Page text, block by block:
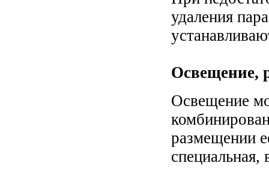
удаления
Освещение,
Освещение
размещении
специальная,